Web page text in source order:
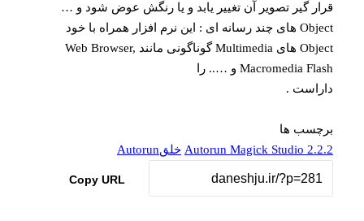
قرار گیر تصویر آن تغییر یابد و یا رنگش عوض شود و …
Object های چند رسانه ای : این نرم افزار همراه با خود
Object های Multimedia گوناگونی مانند Web Browser,
Macromedia Flash و ….. را
داراست .
برچسب ها
Autorun Magick Studio 2.2.2 خلقAutorun
Copy URL